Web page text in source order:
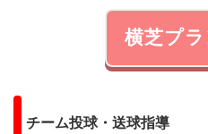
横芝プ
チーム投球・送球指導